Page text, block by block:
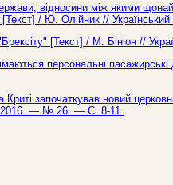
відносини між якими
[Текст] / Ю. Олійник //
"Брексіту" [Текст] / М. Бініон //
персональні
започаткував новий
2016. — № 26. — С. 8-11.